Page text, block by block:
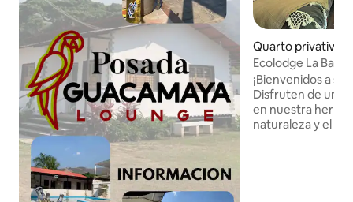
Quarto privativo ⋅
Ecolodge La
¡Bienvenidos a
Disfruten de una
en nuestra
naturaleza y el